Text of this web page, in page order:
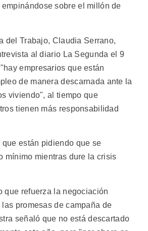
sobre el millón de
del Trabajo, Claudia Serrano,
al diario La Segunda el 9
empresarios que están
de manera descarnada ante la
viviendo", al tiempo que
tienen más responsabilidad
que están pidiendo que se
mínimo mientras dure la crisis
que refuerza la negociación
promesas de campaña de
señaló que no está descartado